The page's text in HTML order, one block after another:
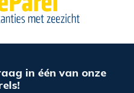
in één van onze